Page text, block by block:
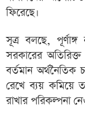
ফিরেছে।
সূত্র বলছে,
সরকারের
বর্তমান অর্থনৈতিক
রেখে ব্যয় কমিয়ে
রাখার পরিকল্পনা